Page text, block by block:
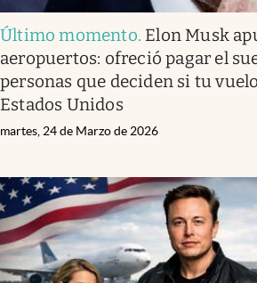
Último momento. Elon Musk
aeropuertos: ofreció pagar el
personas que deciden si tu
Estados Unidos
martes, 24 de Marzo de 2026